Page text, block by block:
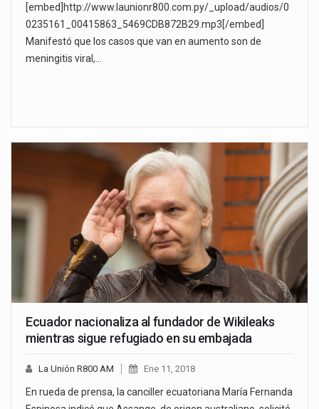
[embed]http://www.launionr800.com.py/_upload/audios/0
0235161_00415863_5469CDB872B29.mp3[/embed]
Manifestó que los casos que van en aumento son de
meningitis viral,…
Ecuador nacionaliza al fundador de Wikileaks
mientras sigue refugiado en su embajada
La Unión R800 AM Ene 11, 2018
En rueda de prensa, la canciller ecuatoriana María Fernanda